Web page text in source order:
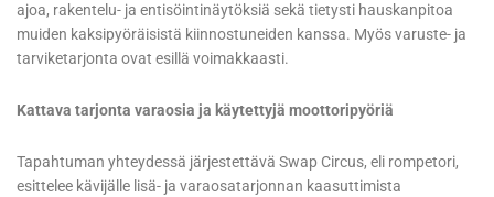
ajoa, rakentelu- ja entisöintinäytöksiä sekä tietysti hauskanpitoa
muiden kaksipyöräisistä kiinnostuneiden kanssa. Myös varuste- ja
tarviketarjonta ovat esillä voimakkaasti.
Kattava tarjonta varaosia ja käytettyjä moottoripyöriä
Tapahtuman yhteydessä järjestettävä Swap Circus, eli rompetori,
esittelee kävijälle lisä- ja varaosatarjonnan kaasuttimista